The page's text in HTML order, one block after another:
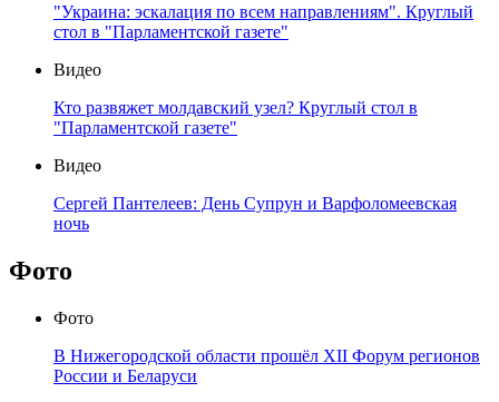
"Украина: эскалация по всем направлениям". Круглый
стол в "Парламентской газете"
Видео
Кто развяжет молдавский узел? Круглый стол в
"Парламентской газете"
Видео
Сергей Пантелеев: День Супрун и Варфоломеевская
ночь
Фото
Фото
В Нижегородской области прошёл XII Форум регионов
России и Беларуси